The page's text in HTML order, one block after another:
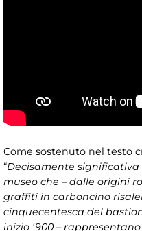
Come sostenuto nel testo
“Decisamente
museo che – dalle origini
graffiti in carboncino
cinquecentesca del
inizio ‘900 –